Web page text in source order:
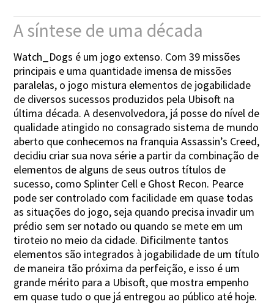
A síntese de uma década
Watch_Dogs é um jogo extenso. Com 39 missões
principais e uma quantidade imensa de missões
paralelas, o jogo mistura elementos de jogabilidade
de diversos sucessos produzidos pela Ubisoft na
última década. A desenvolvedora, já posse do nível de
qualidade atingido no consagrado sistema de mundo
aberto que conhecemos na franquia Assassin’s Creed,
decidiu criar sua nova série a partir da combinação de
elementos de alguns de seus outros títulos de
sucesso, como Splinter Cell e Ghost Recon. Pearce
pode ser controlado com facilidade em quase todas
as situações do jogo, seja quando precisa invadir um
prédio sem ser notado ou quando se mete em um
tiroteio no meio da cidade. Dificilmente tantos
elementos são integrados à jogabilidade de um título
de maneira tão próxima da perfeição, e isso é um
grande mérito para a Ubisoft, que mostra empenho
em quase tudo o que já entregou ao público até hoje.